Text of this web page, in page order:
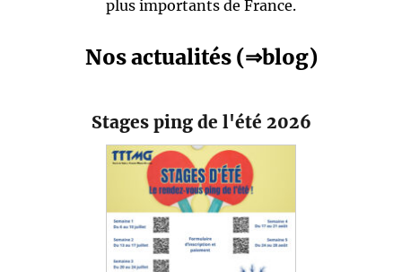
plus importants de France.
Nos actualités (⇒blog)
Stages ping de l'été 2026